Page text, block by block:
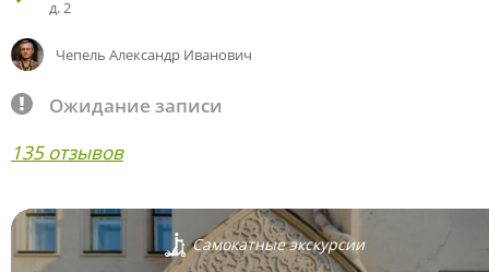
д. 2
Чепель Александр Иванович
Ожидание записи
135 отзывов
Самокатные экскурсии